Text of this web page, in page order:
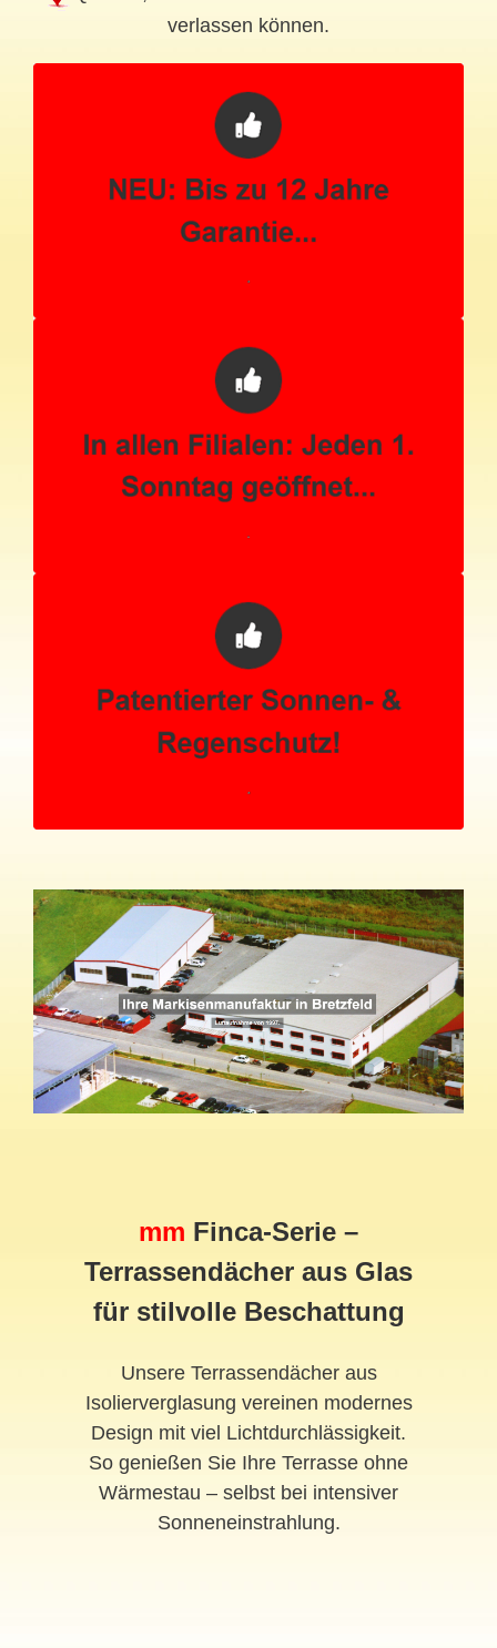
verlassen können.
mm Finca-Serie –
Terrassendächer aus Glas
für stilvolle Beschattung
Unsere Terrassendächer aus
Isolierverglasung vereinen modernes
Design mit viel Lichtdurchlässigkeit.
So genießen Sie Ihre Terrasse ohne
Wärmestau – selbst bei intensiver
Sonneneinstrahlung.